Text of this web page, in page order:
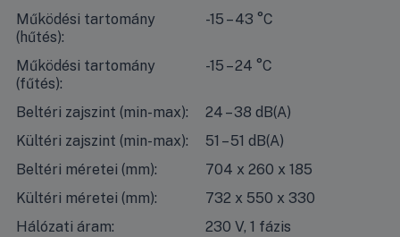
Működési tartomány
(hűtés):
-15 – 43 °C
Működési tartomány
(fűtés):
-15 – 24 °C
Beltéri zajszint (min-max):
24 – 38 dB(A)
Kültéri zajszint (min-max):
51 – 51 dB(A)
Beltéri méretei (mm):
704 x 260 x 185
Kültéri méretei (mm):
732 x 550 x 330
Hálózati áram:
230 V, 1 fázis